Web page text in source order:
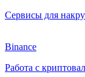
Сервисы для
Binance
Работа с